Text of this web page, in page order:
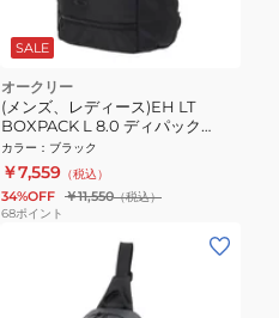
SALE
オークリー
(メンズ、レディース)EH LT
BOXPACK L 8.0 ディパック
FOS901842-081 30L 撥水 黒
カラー ： ブラック
￥7,559 （税込）
34%OFF ￥11,550（税込）
68ポイント